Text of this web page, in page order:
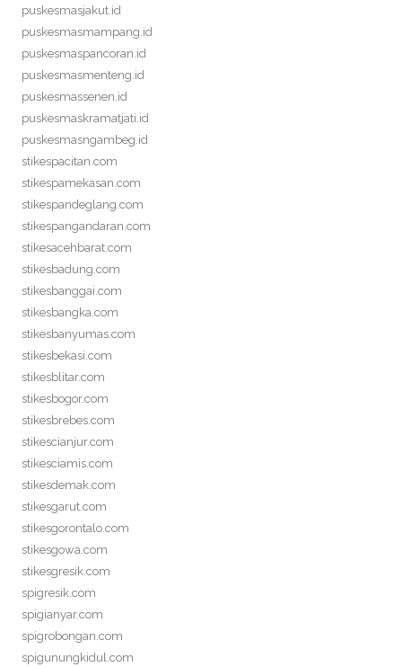
puskesmasjakut.id
puskesmasmampang.id
puskesmaspancoran.id
puskesmasmenteng.id
puskesmassenen.id
puskesmaskramatjati.id
puskesmasngambeg.id
stikespacitan.com
stikespamekasan.com
stikespandeglang.com
stikespangandaran.com
stikesacehbarat.com
stikesbadung.com
stikesbanggai.com
stikesbangka.com
stikesbanyumas.com
stikesbekasi.com
stikesblitar.com
stikesbogor.com
stikesbrebes.com
stikescianjur.com
stikesciamis.com
stikesdemak.com
stikesgarut.com
stikesgorontalo.com
stikesgowa.com
stikesgresik.com
spigresik.com
spigianyar.com
spigrobongan.com
spigunungkidul.com